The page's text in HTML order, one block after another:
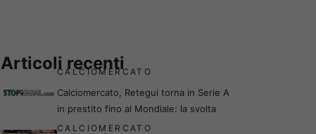
Articoli recenti
CALCIOMERCATO
Calciomercato, Retegui torna in Serie A
in prestito fino al Mondiale: la svolta
CALCIOMERCATO